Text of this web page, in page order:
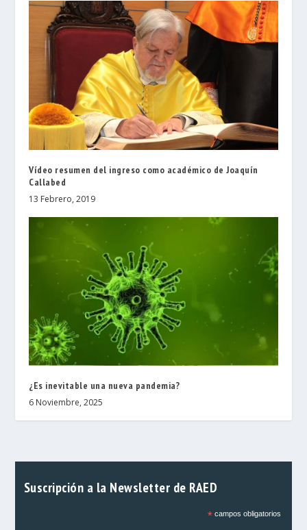
Vídeo resumen del ingreso como académico de Joaquín
Callabed
13 Febrero, 2019
¿Es inevitable una nueva pandemia?
6 Noviembre, 2025
Suscripción a la Newsletter de RAED
*campos obligatorios